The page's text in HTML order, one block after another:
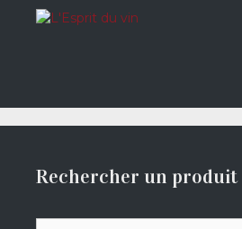
Rechercher un produit